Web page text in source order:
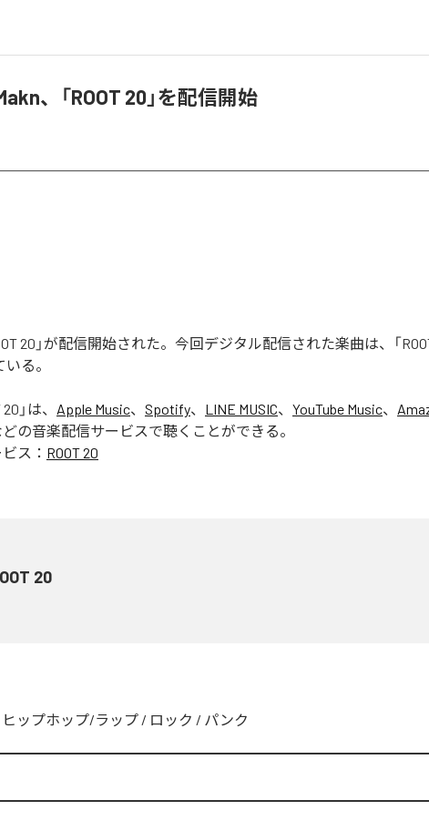
、「ROOT 20」を配信開始
20」が配信開始された。今回デジタル配信された楽曲は、「
る。
20 」は、 Apple Music、 Spotify、 LINE MUSIC、 YouTube Music、
どの音楽配信サービスで聴くことができる。
ス： ROOT 20
20
ヒップホップ/ラップ / ロック / パンク